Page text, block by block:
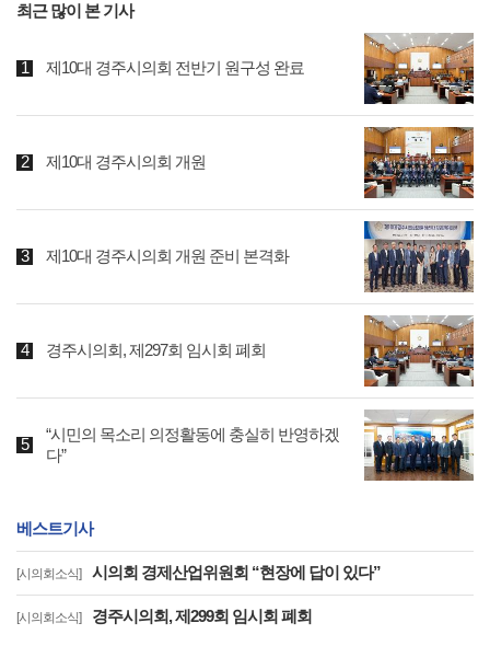
최근 많이 본 기사
제10대 경주시의회 전반기 원구성 완료
제10대 경주시의회 개원
제10대 경주시의회 개원 준비 본격화
경주시의회, 제297회 임시회 폐회
“시민의 목소리 의정활동에 충실히 반영하겠
다”
베스트기사
[시의회소식] 시의회 경제산업위원회 “현장에 답이 있다”
[시의회소식] 경주시의회, 제299회 임시회 폐회